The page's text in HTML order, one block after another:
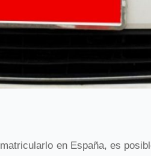
en España, es